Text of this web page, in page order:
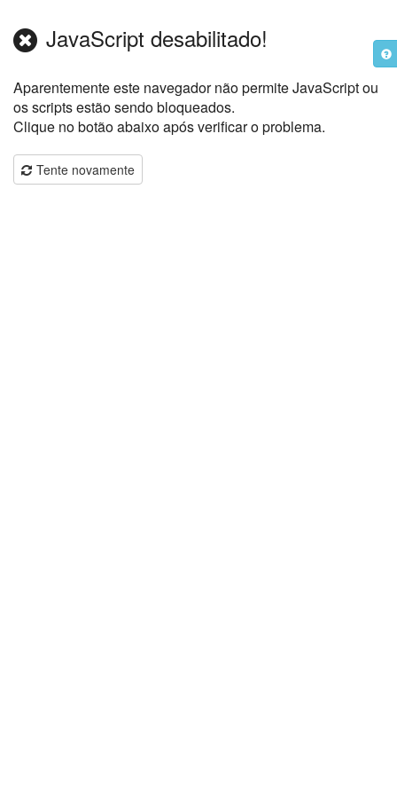
JavaScript desabilitado!
Aparentemente este navegador não permite JavaScript ou
os scripts estão sendo bloqueados.
Clique no botão abaixo após verificar o problema.
Tente novamente